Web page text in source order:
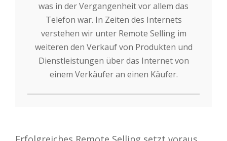
was in der Vergangenheit vor allem das
Telefon war. In Zeiten des Internets
verstehen wir unter Remote Selling im
weiteren den Verkauf von Produkten und
Dienstleistungen über das Internet von
einem Verkäufer an einen Käufer.